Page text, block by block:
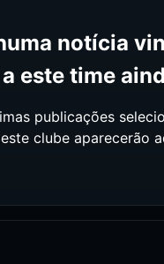
notícia
a este time
publicações
este clube aparecerão